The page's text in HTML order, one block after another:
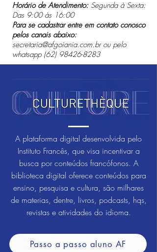
Horário de Atendimento: Segunda à Sexta:
Das 9:00 às 16:00
Para se cadastrar entre em contato conosco
pelos canais abaixo:
secretaria@afgoiania.com.brou pelo
whatsapp (62) 98426-8283
A plataforma digital desenvolvida pelo
Instituto Francês, que visa incentivar a
busca por conteúdos francófonos. A
biblioteca digital oferece conteúdos para
ensino, pesquisa e cultura, são milhares
de materias, dentre, livros, podcasts, hqs,
revistas e atividades do idioma.
Passo a passo aluno AF